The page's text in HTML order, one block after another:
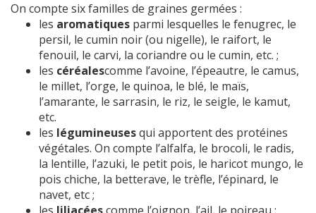
On compte six familles de graines germées :
les aromatiques parmi lesquelles le fenugrec, le
persil, le cumin noir (ou nigelle), le raifort, le
fenouil, le carvi, la coriandre ou le cumin, etc. ;
les céréalescomme l’avoine, l’épeautre, le camus,
le millet, l’orge, le quinoa, le blé, le maïs,
l’amarante, le sarrasin, le riz, le seigle, le kamut,
etc.
les légumineusesqui apportent des protéines
végétales. On compte l’alfalfa, le brocoli, le radis,
la lentille, l’azuki, le petit pois, le haricot mungo, le
pois chiche, la betterave, le trèfle, l’épinard, le
navet, etc ;